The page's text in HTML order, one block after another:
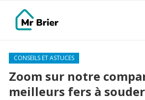
CONSEILS ET ASTUCES
Zoom sur notre
meilleurs fers à souder